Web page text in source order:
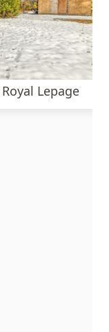
Lepage